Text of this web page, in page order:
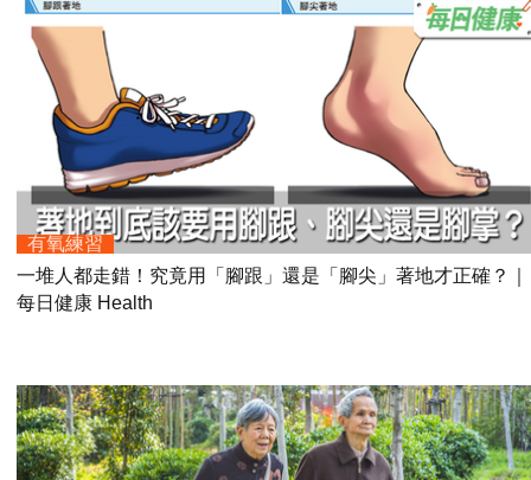
有氧練習
一堆人都走錯！究竟用「腳跟」還是「腳尖」著地才正確？｜
每日健康 Health